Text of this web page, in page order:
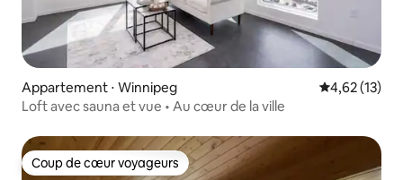
Appartement ⋅ Winnipeg Évaluation
4,62 (13)
Loft avec sauna et vue • Au cœur de la ville
Coup de cœur voyageurs
Coup de cœur voyageurs